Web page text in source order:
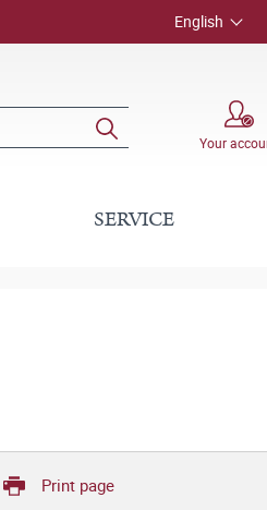
English
Your
SERVICE
Print page